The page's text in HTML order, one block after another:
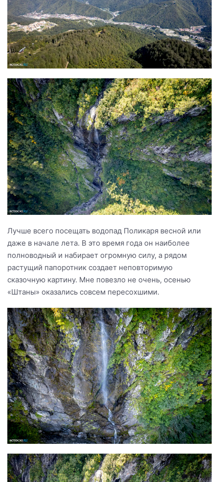
Лучше всего посещать водопад Поликаря весной или
даже в начале лета. В это время года он наиболее
полноводный и набирает огромную силу, а рядом
растущий папоротник создает неповторимую
сказочную картину. Мне повезло не очень, осенью
«Штаны» оказались совсем пересохшими.